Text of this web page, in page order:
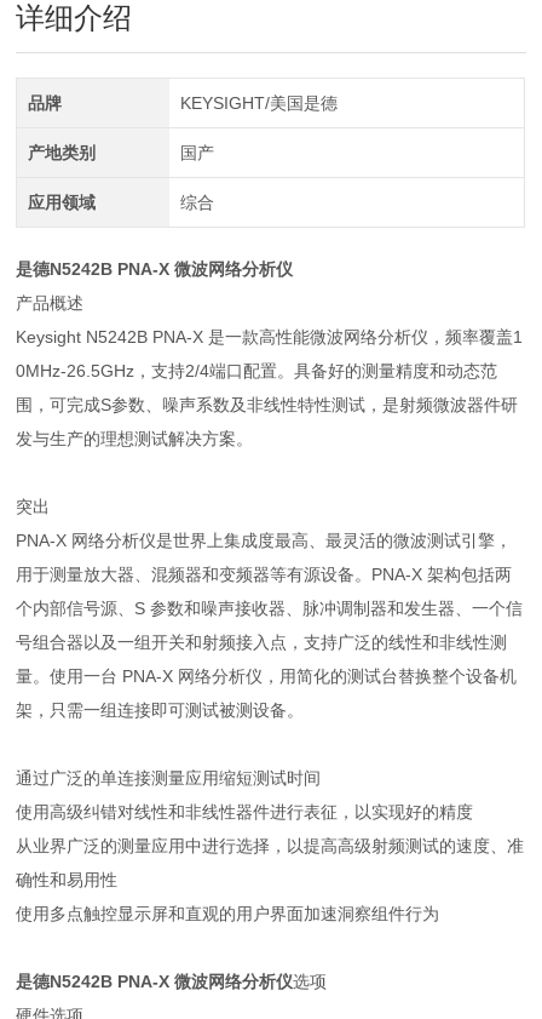
详细介绍
品牌 KEYSIGHT/美国是德
产地类别 国产
应用领域 综合
是德N5242B PNA-X 微波网络分析仪
产品概述
Keysight N5242B PNA-X 是一款高性能微波网络分析仪，频率覆盖1
0MHz-26.5GHz，支持2/4端口配置。具备好的测量精度和动态范
围，可完成S参数、噪声系数及非线性特性测试，是射频微波器件研
发与生产的理想测试解决方案。
突出
PNA-X 网络分析仪是世界上集成度最高、最灵活的微波测试引擎，
用于测量放大器、混频器和变频器等有源设备。PNA-X 架构包括两
个内部信号源、S 参数和噪声接收器、脉冲调制器和发生器、一个信
号组合器以及一组开关和射频接入点，支持广泛的线性和非线性测
量。使用一台 PNA-X 网络分析仪，用简化的测试台替换整个设备机
架，只需一组连接即可测试被测设备。
通过广泛的单连接测量应用缩短测试时间
使用高级纠错对线性和非线性器件进行表征，以实现好的精度
从业界广泛的测量应用中进行选择，以提高高级射频测试的速度、准
确性和易用性
使用多点触控显示屏和直观的用户界面加速洞察组件行为
是德N5242B PNA-X 微波网络分析仪选项